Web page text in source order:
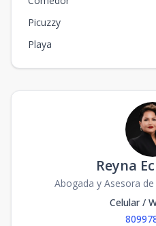
Picuzzy
Playa
Reyna
Abogada y Asesora
Celular /